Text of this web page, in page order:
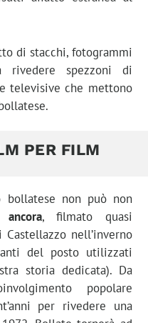
di stacchi, fotogrammi
rivedere spezzoni di
televisive che mettono
PER FILM
bollatese non può non
, filmato quasi
nell’inverno
del posto utilizzati
storia dedicata). Da
popolare
per rivedere una